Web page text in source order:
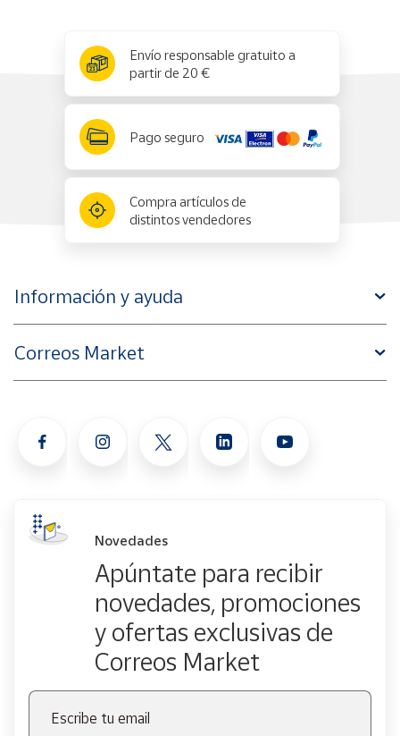
Envío responsable gratuito a
partir de 20 €
Pago seguro
Compra artículos de
distintos vendedores
Información y ayuda
Correos Market
Novedades
Apúntate para recibir
novedades, promociones
y ofertas exclusivas de
Correos Market
Escribe tu email